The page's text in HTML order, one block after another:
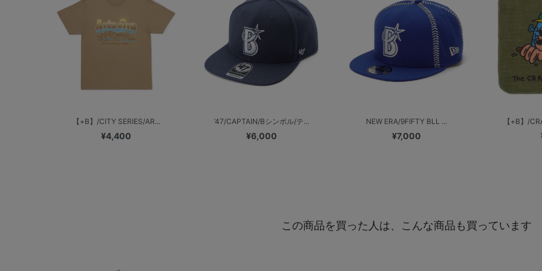
【+B】/CITY SERIES/AR...
¥4,400
’47/CAPTAIN/Bシンボル/テ...
¥6,000
NEW ERA/9FIFTY BLL ...
¥7,000
【+B】/
この商品を買った人は、こんな商品も買っています